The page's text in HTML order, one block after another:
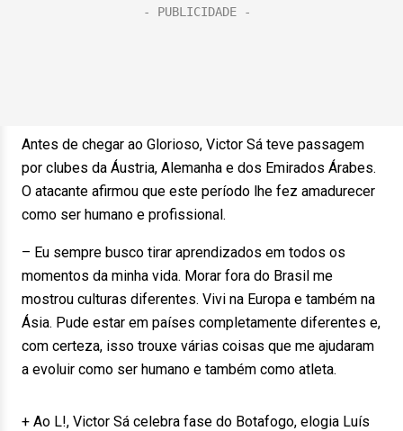
Antes de chegar ao Glorioso, Victor Sá teve passagem
por clubes da Áustria, Alemanha e dos Emirados Árabes.
O atacante afirmou que este período lhe fez amadurecer
como ser humano e profissional.
– Eu sempre busco tirar aprendizados em todos os
momentos da minha vida. Morar fora do Brasil me
mostrou culturas diferentes. Vivi na Europa e também na
Ásia. Pude estar em países completamente diferentes e,
com certeza, isso trouxe várias coisas que me ajudaram
a evoluir como ser humano e também como atleta.
+ Ao L!, Victor Sá celebra fase do Botafogo, elogia Luís